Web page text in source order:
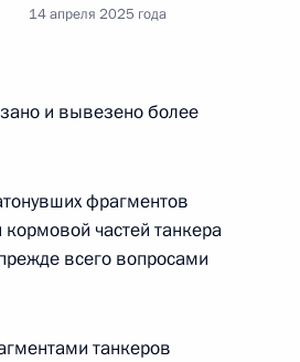
14 апреля 2025 года
и вывезено более
фрагментов
частей танкера
всего вопросами
танкеров